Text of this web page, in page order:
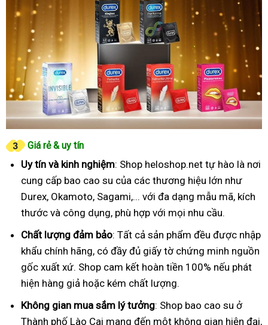
Giá rẻ & uy tín
Uy tín và kinh nghiệm: Shop heloshop.net tự hào là nơi
cung cấp bao cao su của các thương hiệu lớn như
Durex, Okamoto, Sagami,... với đa dạng mẫu mã, kích
thước và công dụng, phù hợp với mọi nhu cầu.
Chất lượng đảm bảo: Tất cả sản phẩm đều được nhập
khẩu chính hãng, có đầy đủ giấy tờ chứng minh nguồn
gốc xuất xứ. Shop cam kết hoàn tiền 100% nếu phát
hiện hàng giả hoặc kém chất lượng.
Không gian mua sắm lý tưởng: Shop bao cao su ở
Thành phố Lào Cai mang đến một không gian hiện đại,